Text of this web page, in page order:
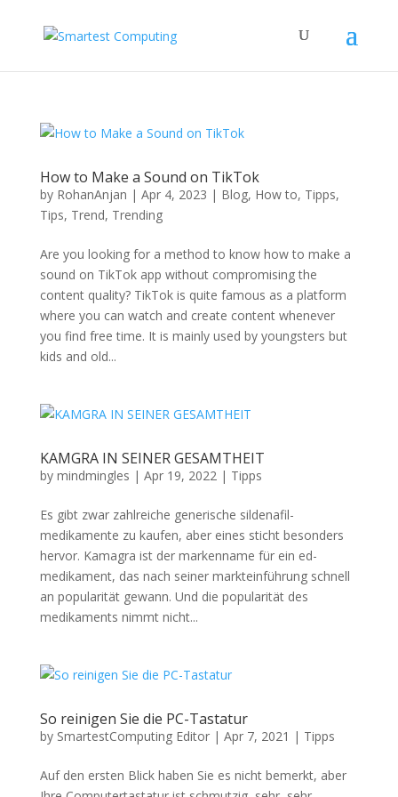
How to Make a Sound on TikTok
by RohanAnjan | Apr 4, 2023 | Blog, How to, Tipps,
Tips, Trend, Trending
Are you looking for a method to know how to make a
sound on TikTok app without compromising the
content quality? TikTok is quite famous as a platform
where you can watch and create content whenever
you find free time. It is mainly used by youngsters but
kids and old...
KAMGRA IN SEINER GESAMTHEIT
by mindmingles | Apr 19, 2022| Tipps
Es gibt zwar zahlreiche generische sildenafil-
medikamente zu kaufen, aber eines sticht besonders
hervor. Kamagra ist der markenname für ein ed-
medikament, das nach seiner markteinführung schnell
an popularität gewann. Und die popularität des
medikaments nimmt nicht...
So reinigen Sie die PC-Tastatur
by SmartestComputing Editor| Apr 7, 2021 | Tipps
Auf den ersten Blick haben Sie es nicht bemerkt, aber